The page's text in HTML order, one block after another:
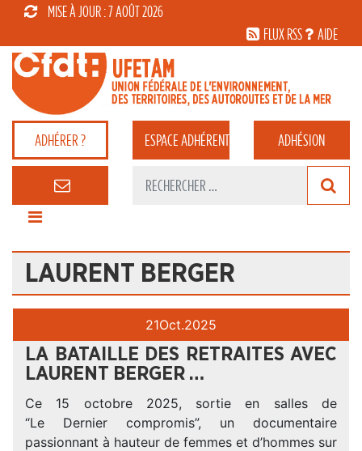
MISE À JOUR : 7 AOÛT 2026
FLUX RSS
AIDE
ADHÉRER ? ESPACEADHÉRENT ADHÉSION
LAURENT BERGER
21Oct.2025
LA BATAILLE DES RETRAITES AVEC
LAURENT BERGER …
Ce 15 octobre 2025, sortie en salles de
“Le Dernier compromis”, un documentaire
passionnant à hauteur de femmes et d’hommes sur